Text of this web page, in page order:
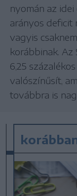
nyomán az
arányos deficit
vagyis
korábbinak. Az
6,25
valószínűsít,
továbbra is